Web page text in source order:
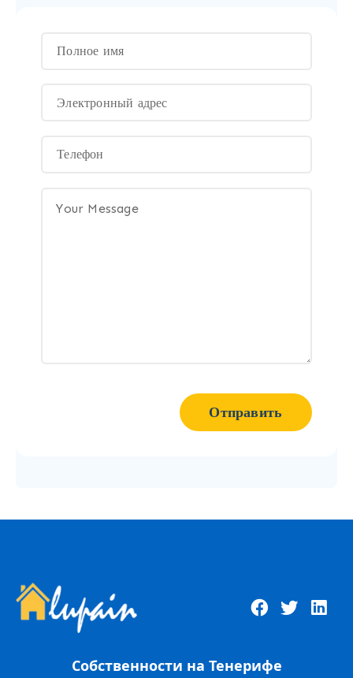
Отправить
Собственности на Тенерифе